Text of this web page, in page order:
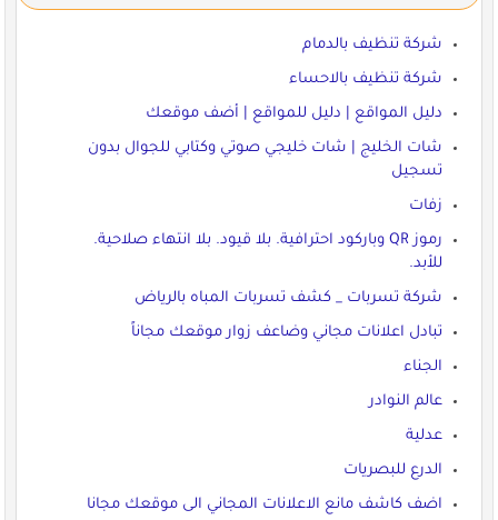
شركة تنظيف بالدمام
شركة تنظيف بالاحساء
دليل المواقع | دليل للمواقع | أضف موقعك
شات الخليج | شات خليجي صوتي وكتابي للجوال بدون
تسجيل
زفات
رموز QR وباركود احترافية. بلا قيود. بلا انتهاء صلاحية.
للأبد.
شركة تسربات _ كشف تسربات المباه بالرياض
تبادل اعلانات مجاني وضاعف زوار موقعك مجاناً
الجناء
عالم النوادر
عدلية
الدرع للبصريات
اضف كاشف مانع الاعلانات المجاني الى موقعك مجانا